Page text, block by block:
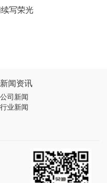
写荣光
新闻资讯
公司新闻
行业新闻